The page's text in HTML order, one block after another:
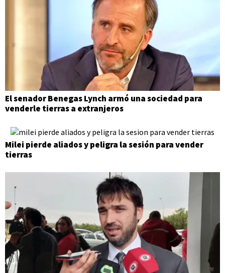
El senador Benegas Lynch armó una sociedad para
venderle tierras a extranjeros
Milei pierde aliados y peligra la sesión para vender
tierras